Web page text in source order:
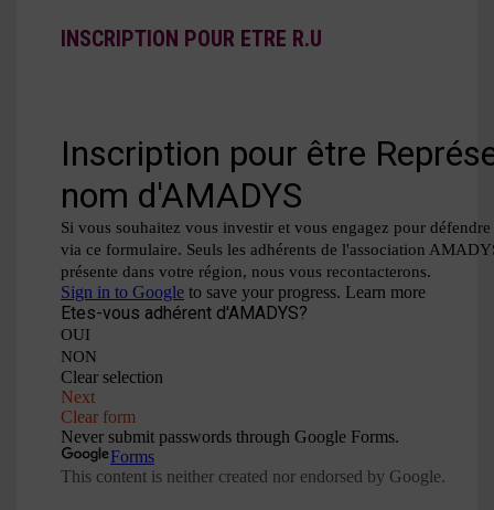
INSCRIPTION POUR ETRE R.U